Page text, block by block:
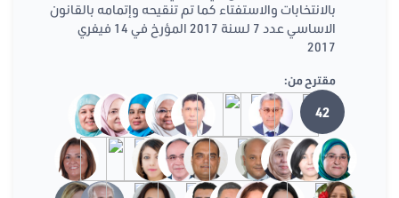
بالانتخابات والاستفتاء كما تم تنقيحه وإتمامه بالقانون
الاساسي عدد 7 لسنة 2017 المؤرخ في 14 فيفري
2017
مقترح من:
42